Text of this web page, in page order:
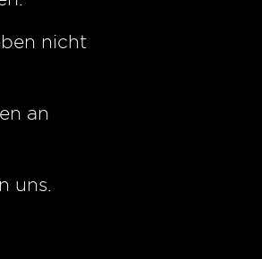
nicht
an
uns.